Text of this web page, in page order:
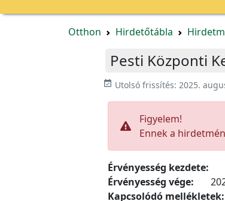
Otthon Hirdetőtábla
Pesti Központi
event_available Utolsó frissítés: 2025.
Figyelem!
Ennek a
Érvényesség kezdete:
Érvényesség vége:
Kapcsolódó mellékletek: